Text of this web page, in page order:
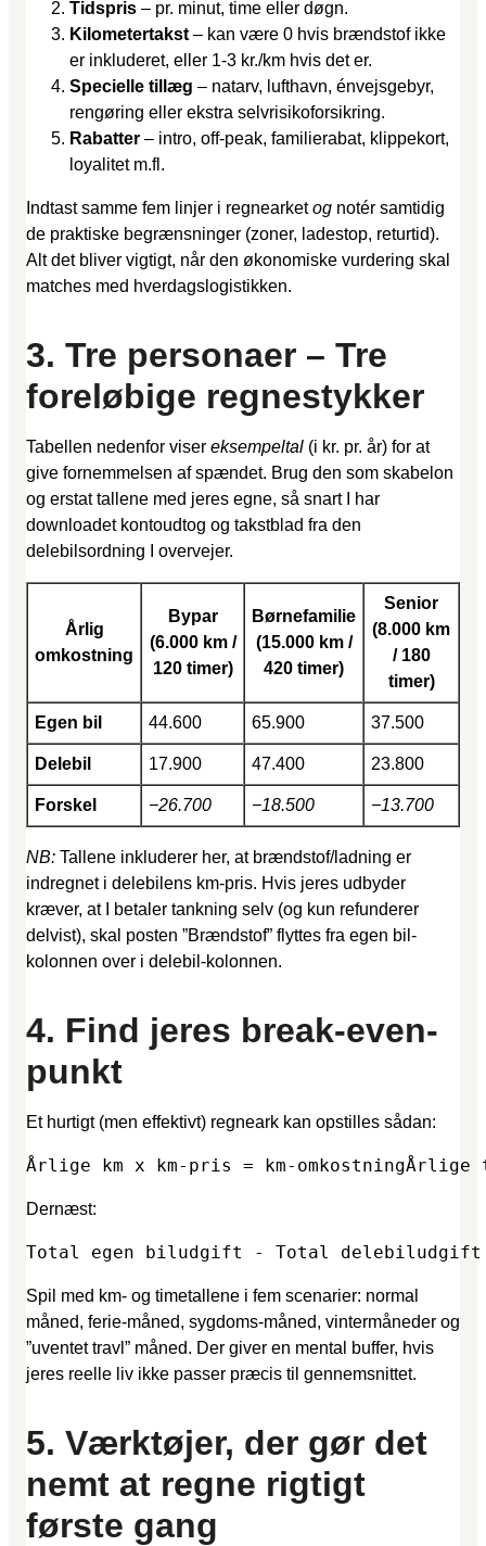
Tidspris – pr. minut, time eller døgn.
Kilometertakst – kan være 0 hvis brændstof ikke
er inkluderet, eller 1-3 kr./km hvis det er.
Specielle tillæg – natarv, lufthavn, énvejsgebyr,
rengøring eller ekstra selvrisikoforsikring.
Rabatter – intro, off-peak, familierabat, klippekort,
loyalitet m.fl.
Indtast samme fem linjer i regnearketog notér samtidig
de praktiske begrænsninger (zoner, ladestop, returtid).
Alt det bliver vigtigt, når den økonomiske vurdering skal
matches med hverdagslogistikken.
3. Tre personaer – Tre
foreløbige regnestykker
Tabellen nedenfor viser eksempeltal (i kr. pr. år) for at
give fornemmelsen af spændet. Brug den som skabelon
og erstat tallene med jeres egne, så snart I har
downloadet kontoudtog og takstblad fra den
delebilsordning I overvejer.
Årlig
omkostning
Bypar
(6.000 km /
120 timer)
Børnefamilie
(15.000 km /
420 timer)
Senior
(8.000 km
/ 180
timer)
Egen bil 44.600 65.900 37.500
Delebil 17.900 47.400 23.800
Forskel −26.700 −18.500 −13.700
NB: Tallene inkluderer her, at brændstof/ladning er
indregnet i delebilens km-pris. Hvis jeres udbyder
kræver, at I betaler tankning selv (og kun refunderer
delvist), skal posten ”Brændstof” flyttes fra egen bil-
kolonnen over i delebil-kolonnen.
4. Find jeres break-even-
punkt
Et hurtigt (men effektivt) regneark kan opstilles sådan:
Årlige km x km-pris = km-
Dernæst:
Total egen biludgift - Total delebiludgift
Spil med km- og timetallene i fem scenarier: normal
måned, ferie-måned, sygdoms-måned, vintermåneder og
”uventet travl” måned. Der giver en mental buffer, hvis
jeres reelle liv ikke passer præcis til gennemsnittet.
5. Værktøjer, der gør det
nemt at regne rigtigt
første gang